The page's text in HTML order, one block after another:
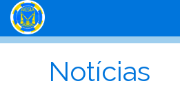
Notícias